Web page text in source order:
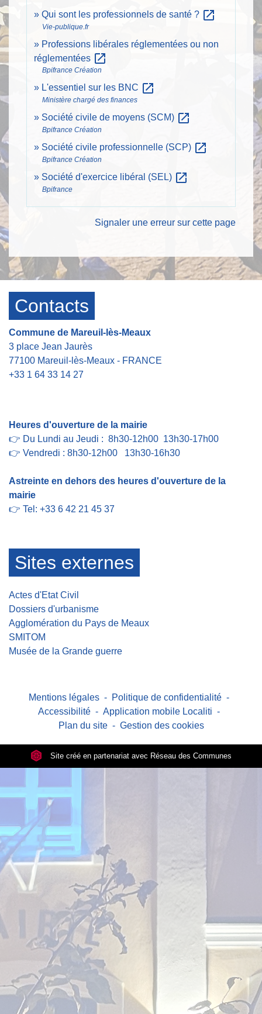
Qui sont les professionnels de santé ? open_in_new
Vie-publique.fr
Professions libérales réglementées ou non
réglementées open_in_new
Bpifrance Création
L'essentiel sur les BNC open_in_new
Ministère chargé des finances
Société civile de moyens (SCM) open_in_new
Bpifrance Création
Société civile professionnelle (SCP) open_in_new
Bpifrance Création
Société d'exercice libéral (SEL) open_in_new
Bpifrance
Signaler une erreur sur cette page
Contacts
Commune de Mareuil-lès-Meaux
3 place Jean Jaurès
77100 Mareuil-lès-Meaux - FRANCE
+33 1 64 33 14 27
Heures d'ouverture de la mairie
👉 Du Lundi au Jeudi : 8h30-12h00 13h30-17h00
👉 Vendredi : 8h30-12h00 13h30-16h30
Astreinte en dehors des heures d'ouverture de la
mairie
👉 Tel: +33 6 42 21 45 37
Sites externes
Actes d'Etat Civil
Dossiers d'urbanisme
Agglomération du Pays de Meaux
SMITOM
Musée de la Grande guerre
Mentions légales - Politique de confidentialité -
Accessibilité - Application mobile Localiti -
Plan du site - Gestion des cookies
Site créé en partenariat avec Réseau des Communes